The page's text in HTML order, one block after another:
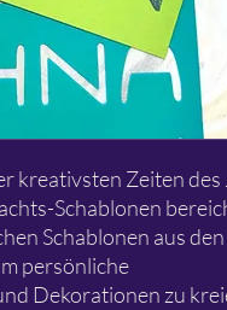
kreativsten Zeiten des
Schablonen
Schablonen aus den
persönliche
Dekorationen zu